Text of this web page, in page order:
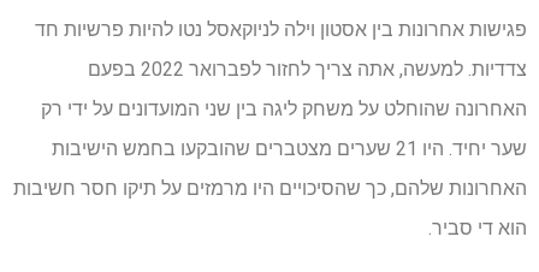
פגישות אחרונות בין אסטון וילה לניוקאסל נטו להיות פרשיות חד
צדדיות. למעשה, אתה צריך לחזור לפברואר 2022 בפעם
האחרונה שהוחלט על משחק ליגה בין שני המועדונים על ידי רק
שער יחיד. היו 21 שערים מצטברים שהובקעו בחמש הישיבות
האחרונות שלהם, כך שהסיכויים היו מרמזים על תיקו חסר חשיבות
הוא די סביר.